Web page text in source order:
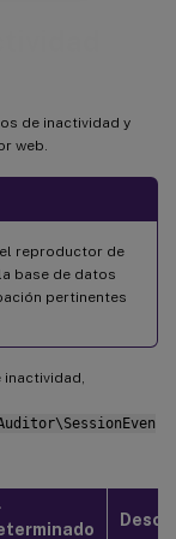
de inactividad y
web.
reproductor de
base de datos
pertinentes